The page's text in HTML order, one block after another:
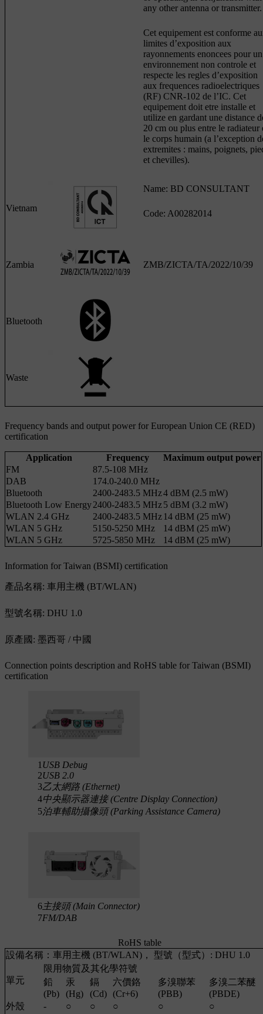
any other antenna or transmitter.
Cet equipement est conforme
limites d’exposition aux
rayonnements enoncees pour un
environnement non controle et
respecte les regles d’exposition
aux frequences radioelectriques
(RF) CNR-102 de l’IC. Cet
equipement doit etre installe et
utilize en gardant une distance
20 cm ou plus entre le radiateur
le corps humain (a l’exception
extremites : mains, poignets,
et chevilles).
Vietnam
Name: BD CONSULTANT
Code: A00282014
Zambia ZMB/ZICTA/TA/2022/10/39
Bluetooth
Waste
Frequency bands and output power for European Union CE (RED)
certification
Application Frequency
Maximum output power
FM
87.5-108 MHz
DAB
174.0-240.0 MHz
Bluetooth
2400-2483.5 MHz4 dBM (2.5 mW)
Bluetooth Low Energy2400-2483.5 MHz5 dBM (3.2 mW)
WLAN 2.4 GHz
2400-2483.5 MHz 14 dBM (25 mW)
WLAN 5 GHz
5150-5250 MHz
14 dBM (25 mW)
WLAN 5 GHz
5725-5850 MHz 14 dBM (25 mW)
Information for Taiwan (BSMI) certification
產品名稱: 車用主機 (BT/WLAN)
型號名稱: DHU 1.0
原產國: 墨西哥 / 中國
Connection points description and RoHS table for Taiwan (BSMI)
certification
1 USB Debug
2USB 2.0
3乙太網路 (Ethernet)
4中央顯示器連接 (Centre Display Connection)
5泊車輔助攝像頭 (Parking Assistance Camera)
6主接頭 (Main Connector)
7FM/DAB
RoHS table
設備名稱：車用主機 (BT/WLAN)， 型號（型式）: DHU 1.0
單元
限用物質及其化學符號
鉛
(Pb)
汞
(Hg)
鎘
(Cd)
六價鉻
(Cr+6)
多溴聯苯
(PBB)
多溴二苯醚
(PBDE)
外殼
- ○ ○ ○ ○
○